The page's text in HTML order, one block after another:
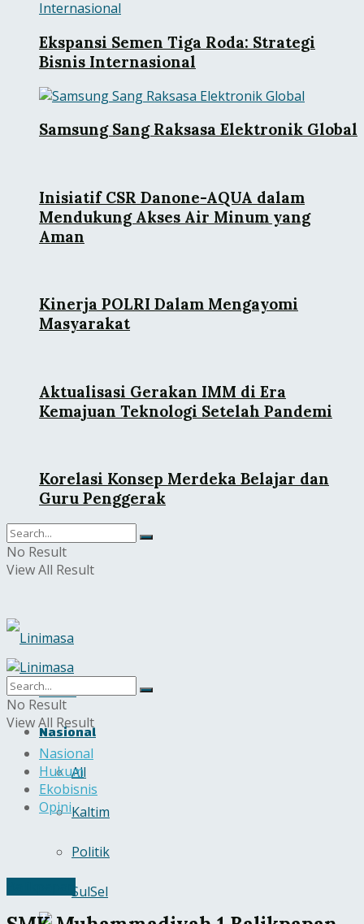
Ekspansi Semen Tiga Roda: Strategi
Bisnis Internasional
Samsung Sang Raksasa Elektronik Global
Inisiatif CSR Danone-AQUA dalam
Mendukung Akses Air Minum yang
Aman
Kinerja POLRI Dalam Mengayomi
Masyarakat
Aktualisasi Gerakan IMM di Era
Kemajuan Teknologi Setelah Pandemi
Korelasi Konsep Merdeka Belajar dan
Guru Penggerak
No Result
View All Result
Home
Nasional
All
Kaltim
Politik
SulSel
No Result
View All Result
Nasional
Hukum
Ekobisnis
Opini